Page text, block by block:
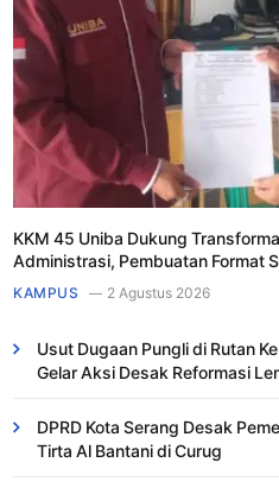
KKM 45 Uniba Dukung
Administrasi, Pembuatan Format
KAMPUS 2 Agustus 2026
Usut Dugaan Pungli di Rutan
Gelar Aksi Desak Reformasi
DPRD Kota Serang Desak
Tirta Al Bantani di Curug